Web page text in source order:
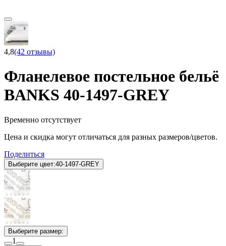
4,8(42 отзывы)
Фланелевое постельное бельё
BANKS 40-1497-GREY
Временно отсутствует
Цена и скидка могут отличаться для разных размеров/цветов.
Поделиться
Выберите цвет:40-1497-GREY
Выберите размер:
1